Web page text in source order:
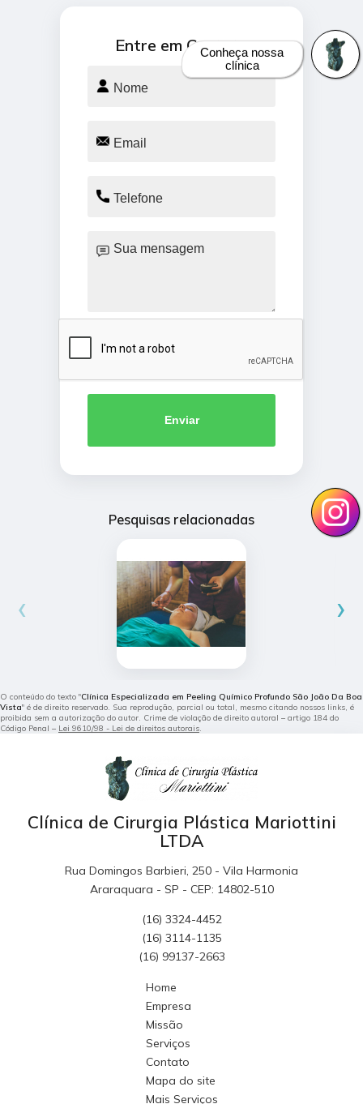
Entre em Contato
Enviar
Pesquisas relacionadas
‹ ›
O conteúdo do texto "Clínica Especializada em Peeling Químico Profundo São João Da Boa
Vista" é de direito reservado. Sua reprodução, parcial ou total, mesmo citando nossos links, é
proibida sem a autorização do autor. Crime de violação de direito autoral – artigo 184 do
Código Penal – Lei 9610/98 - Lei de direitos autorais.
Clínica de Cirurgia Plástica Mariottini
LTDA
Rua Domingos Barbieri, 250 - Vila Harmonia
Araraquara - SP - CEP: 14802-510
(16) 3324-4452
(16) 3114-1135
(16) 99137-2663
Home
Empresa
Missão
Serviços
Contato
Mapa do site
Mais Serviços
Conheça nossa
clínica